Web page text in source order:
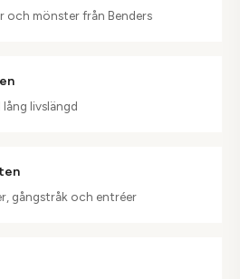
och mönster från Benders
livslängd
gångstråk och entréer